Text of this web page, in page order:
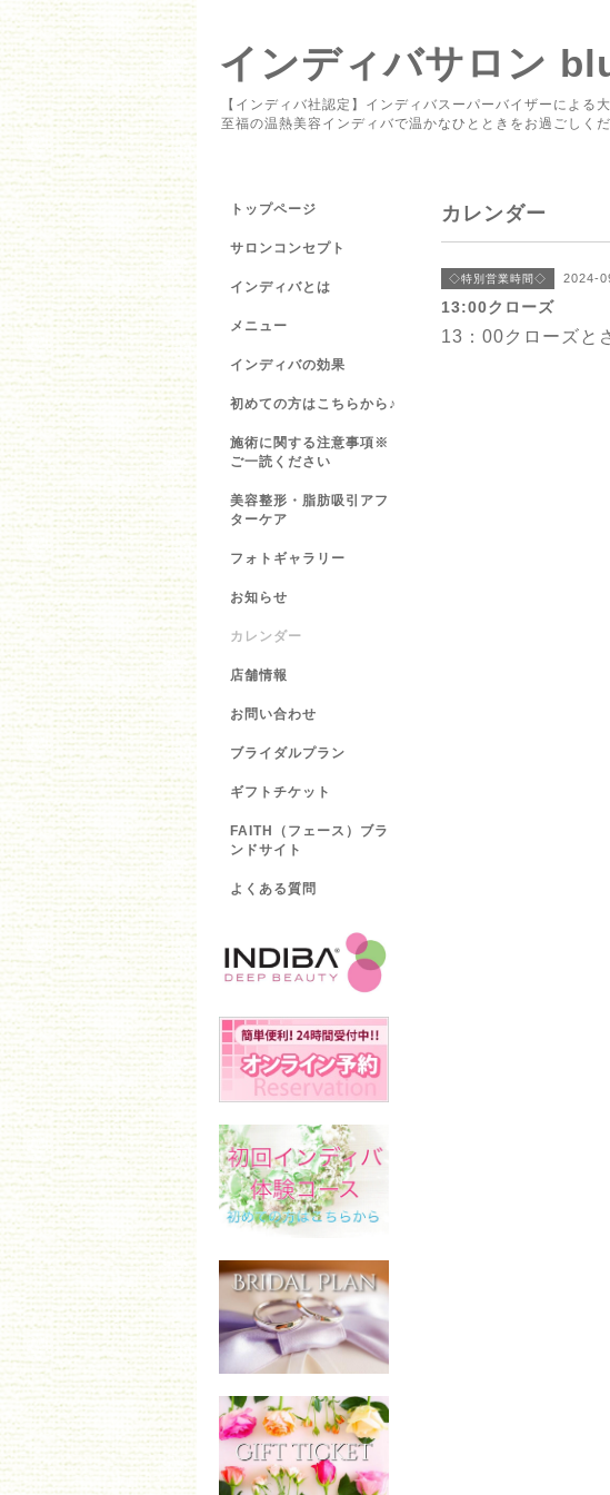
インディバサロン
【インディバ社認定】インディバスーパーバイザーによる
至福の温熱美容インディバで温かなひとときをお過ごしく
カレンダー
◇特別営業時間◇ 2024-
13:00クローズ
13：00クローズと
トップページ
サロンコンセプト
インディバとは
メニュー
インディバの効果
初めての方はこちらから♪
施術に関する注意事項※
ご一読ください
美容整形・脂肪吸引アフ
ターケア
フォトギャラリー
お知らせ
カレンダー
店舗情報
お問い合わせ
ブライダルプラン
ギフトチケット
FAITH（フェース）ブラ
ンドサイト
よくある質問